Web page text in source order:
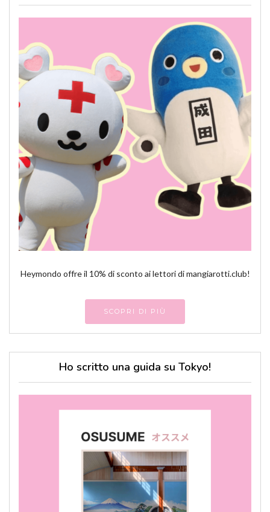
Heymondo offre il 10% di sconto ai lettori di mangiarotti.club!
SCOPRI DI PIÙ
Ho scritto una guida su Tokyo!